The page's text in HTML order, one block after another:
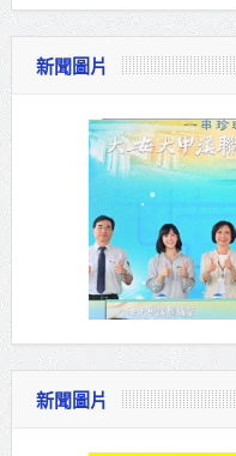
新聞圖片
新聞圖片